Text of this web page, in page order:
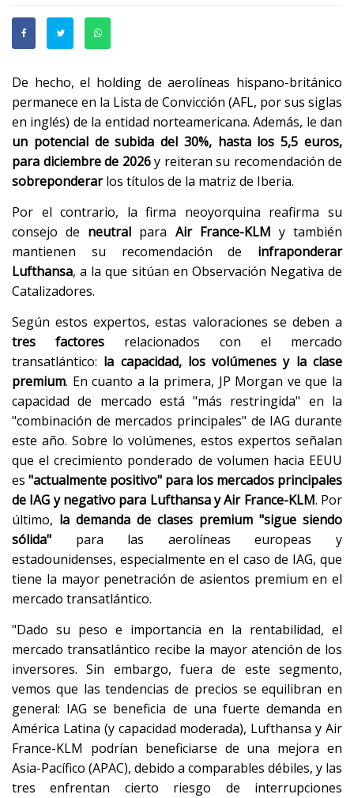
De hecho, el holding de aerolíneas hispano-británico
permanece en la Lista de Convicción (AFL, por sus siglas
en inglés) de la entidad norteamericana. Además, le dan
un potencial de subida del 30%, hasta los 5,5 euros,
para diciembre de 2026y reiteran su recomendación de
sobreponderarlos títulos de la matriz de Iberia.
Por el contrario, la firma neoyorquina reafirma su
consejo de neutral para Air France-KLM y también
mantienen su recomendación de infraponderar
Lufthansa, a la que sitúan en Observación Negativa de
Catalizadores.
Según estos expertos, estas valoraciones se deben a
tres factores relacionados con el mercado
transatlántico: la capacidad, los volúmenes y la clase
premium. En cuanto a la primera, JP Morgan ve que la
capacidad de mercado está "más restringida" en la
"combinación de mercados principales" de IAG durante
este año. Sobre lo volúmenes, estos expertos señalan
que el crecimiento ponderado de volumen hacia EEUU
es "actualmente positivo" para los mercados principales
de IAG y negativo para Lufthansa y Air France-KLM. Por
último, la demanda de clases premium "sigue siendo
sólida" para las aerolíneas europeas y
estadounidenses, especialmente en el caso de IAG, que
tiene la mayor penetración de asientos premium en el
mercado transatlántico.
"Dado su peso e importancia en la rentabilidad, el
mercado transatlántico recibe la mayor atención de los
inversores. Sin embargo, fuera de este segmento,
vemos que las tendencias de precios se equilibran en
general: IAG se beneficia de una fuerte demanda en
América Latina (y capacidad moderada), Lufthansa y Air
France-KLM podrían beneficiarse de una mejora en
Asia-Pacífico (APAC), debido a comparables débiles, y las
tres enfrentan cierto riesgo de interrupciones